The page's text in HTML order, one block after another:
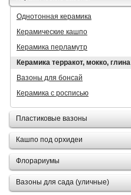
Однотонная керамика
Керамические кашпо
Керамика перламутр
Керамика терракот, мокко, глина
Вазоны для бонсай
Керамика с росписью
Пластиковые вазоны
Кашпо под орхидеи
Флорариумы
Вазоны для сада (уличные)